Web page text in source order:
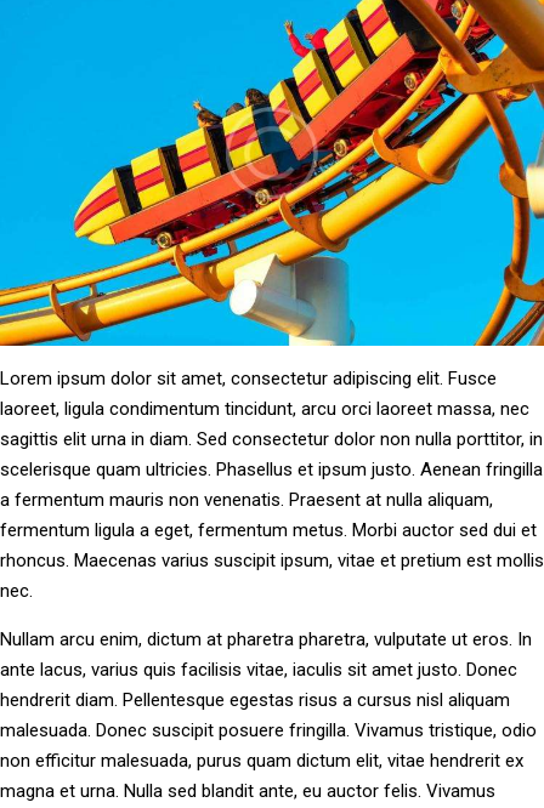
Lorem ipsum dolor sit amet, consectetur adipiscing elit. Fusce
laoreet, ligula condimentum tincidunt, arcu orci laoreet massa, nec
sagittis elit urna in diam. Sed consectetur dolor non nulla porttitor, in
scelerisque quam ultricies. Phasellus et ipsum justo. Aenean fringilla
a fermentum mauris non venenatis. Praesent at nulla aliquam,
fermentum ligula a eget, fermentum metus. Morbi auctor sed dui et
rhoncus. Maecenas varius suscipit ipsum, vitae et pretium est mollis
nec.
Nullam arcu enim, dictum at pharetra pharetra, vulputate ut eros. In
ante lacus, varius quis facilisis vitae, iaculis sit amet justo. Donec
hendrerit diam. Pellentesque egestas risus a cursus nisl aliquam
malesuada. Donec suscipit posuere fringilla. Vivamus tristique, odio
non efficitur malesuada, purus quam dictum elit, vitae hendrerit ex
magna et urna. Nulla sed blandit ante, eu auctor felis. Vivamus